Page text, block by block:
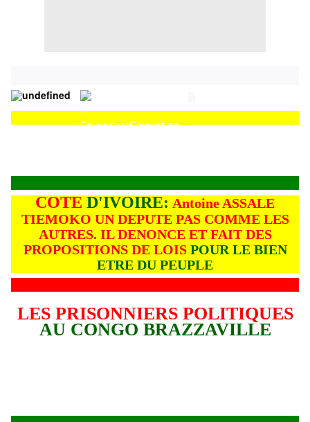
CouvertureCouverture
COTE D'IVOIRE: Antoine ASSALE
TIEMOKO UN DEPUTE PAS COMME LES
AUTRES. IL DENONCE ET FAIT DES
PROPOSITIONS DE LOISPOUR LE BIEN
ETRE DU PEUPLE
LES PRISONNIERS POLITIQUES
AU CONGO BRAZZAVILLE